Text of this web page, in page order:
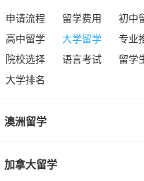
申请流程 留学费用
初中
高中留学
大学留学
专业
院校选择
语言考试
留学
大学排名
澳洲留学
加拿大留学